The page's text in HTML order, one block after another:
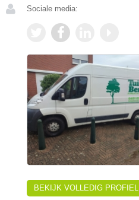
Sociale media:
BEKIJK VOLLEDIG PROFIEL